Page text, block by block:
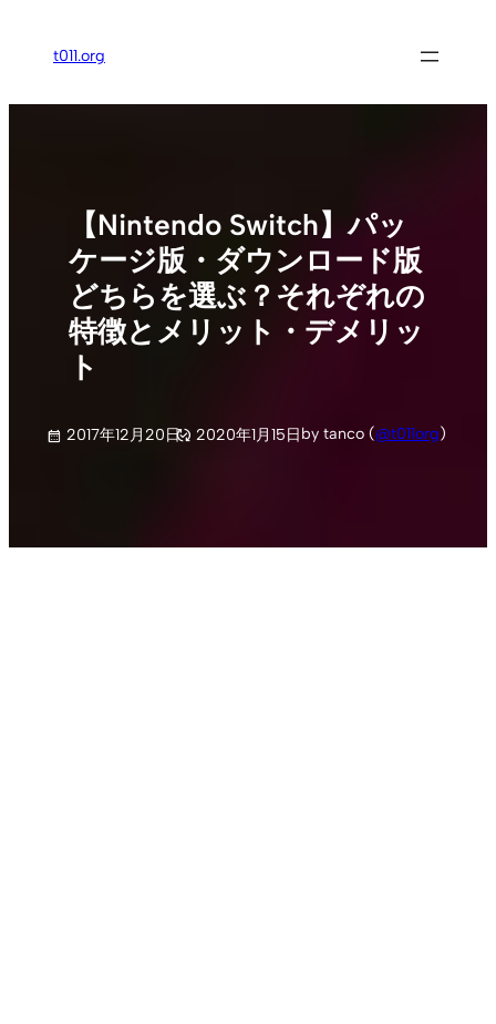
ス
t011.org
【Nintendo Switch】パッ
ケージ版・ダウンロード版
どちらを選ぶ？それぞれの
特徴とメリット・デメリッ
ト
2017年12月20日 2020年1月15日by tanco (@t011org)